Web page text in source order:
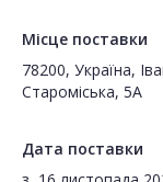
Місце поставки
78200, Україна,
Староміська, 5А
Дата поставки